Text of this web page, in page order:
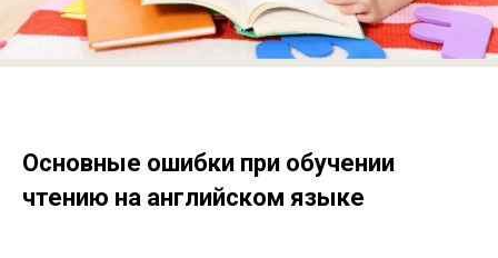
Основные ошибки при обучении
чтению на английском языке